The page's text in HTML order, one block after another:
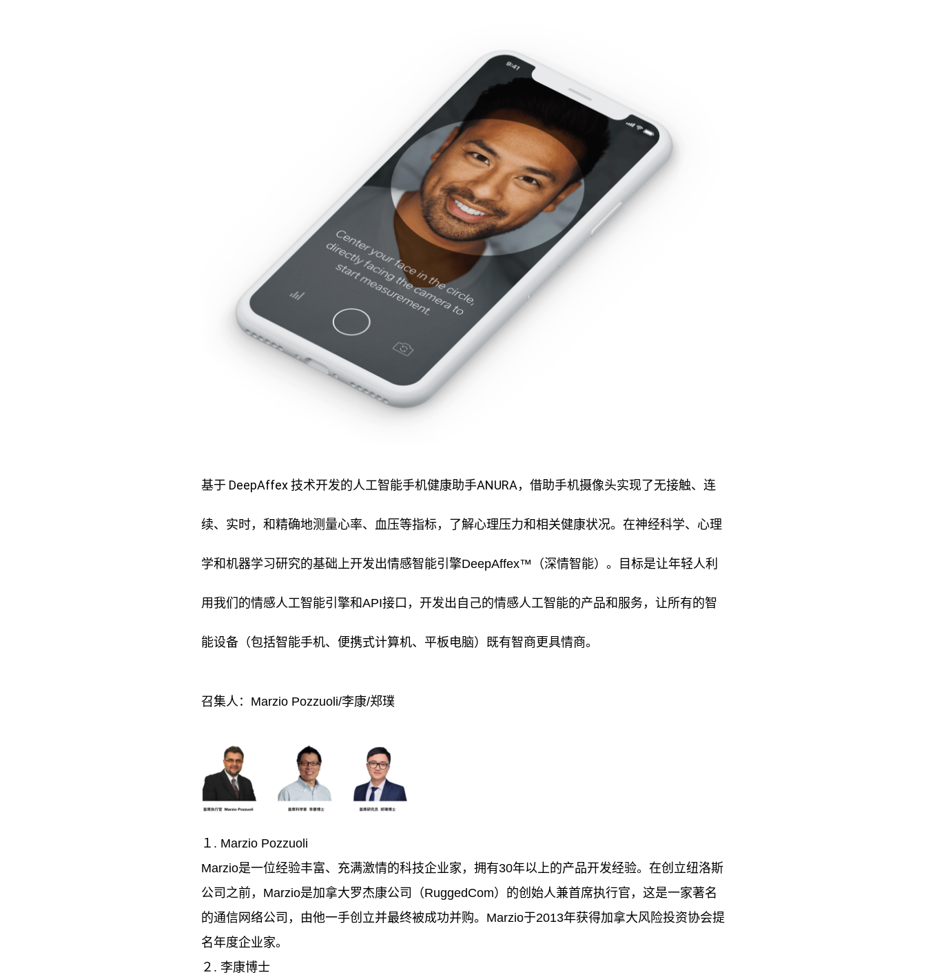
基于 DeepAffex 技术开发的人工智能手机健康助手ANURA，借助手机摄像头实现了无接触、连
续、实时，和精确地测量心率、血压等指标，了解心理压力和相关健康状况。 在神经科学、心理
学和机器学习研究的基础上开发出情感智能引擎DeepAffex™（深情智能）。目标是让年轻人利
用我们的情感人工智能引擎和API接口，开发出自己的情感人工智能的产品和服务，让所有的智
能设备（包括智能手机、便携式计算机、平板电脑）既有智商更具情商。
召集人：Marzio Pozzuoli/李康/郑璞
１. Marzio Pozzuoli
Marzio是一位经验丰富、充满激情的科技企业家，拥有30年以上的产品开发经验。在创立纽洛斯
公司之前，Marzio是加拿大罗杰康公司（RuggedCom）的创始人兼首席执行官，这是一家著名
的通信网络公司，由他一手创立并最终被成功并购。Marzio于2013年获得加拿大风险投资协会提
名年度企业家。
２. 李康博士